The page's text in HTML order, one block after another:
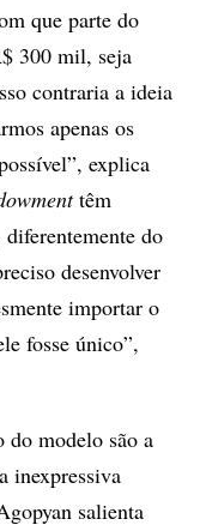
que parte do
300 mil, seja
contraria a ideia
apenas os
explica
têm
do
desenvolver
importar o
fosse único”,
do modelo são a
inexpressiva
salienta